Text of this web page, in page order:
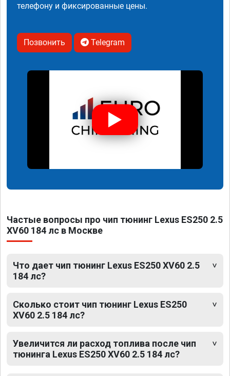
телефону и фиксированные цены.
Позвонить Telegram
Частые вопросы про чип тюнинг Lexus ES250 2.5
XV60 184 лс в Москве
Что дает чип тюнинг Lexus ES250 XV60 2.5
184 лс?
Сколько стоит чип тюнинг Lexus ES250
XV60 2.5 184 лс?
Увеличится ли расход топлива после чип
тюнинга Lexus ES250 XV60 2.5 184 лс?